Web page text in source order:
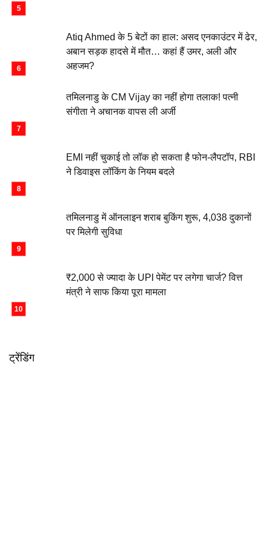
Atiq Ahmed के 5 बेटों का हाल: असद एनकाउंटर में ढेर,
अबान सड़क हादसे में मौत… कहां हैं उमर, अली और
अहजम?
तमिलनाडु के CM Vijay का नहीं होगा तलाक! पत्नी
संगीता ने अचानक वापस ली अर्जी
EMI नहीं चुकाई तो लॉक हो सकता है फोन-लैपटॉप, RBI
ने डिवाइस लॉकिंग के नियम बदले
तमिलनाडु में ऑनलाइन शराब बुकिंग शुरू, 4,038 दुकानों
पर मिलेगी सुविधा
₹2,000 से ज्यादा के UPI पेमेंट पर लगेगा चार्ज? वित्त
मंत्री ने साफ किया पूरा मामला
ट्रेंडिंग